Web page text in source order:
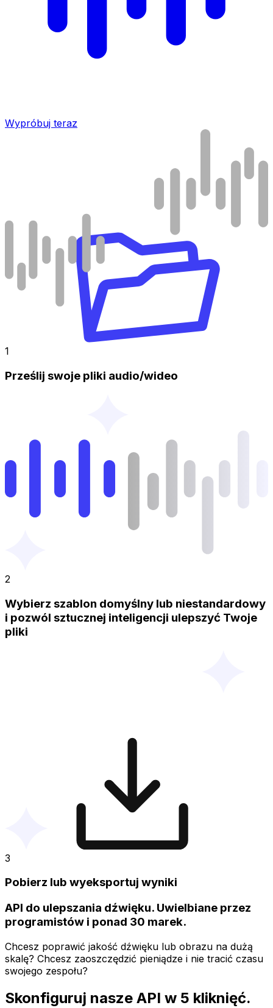
Wypróbuj teraz
1
Prześlij swoje pliki audio/wideo
2
Wybierz szablon domyślny lub niestandardowy
i pozwól sztucznej inteligencji ulepszyć Twoje
pliki
3
Pobierz lub wyeksportuj wyniki
API do ulepszania dźwięku. Uwielbiane przez
programistów i ponad 30 marek.
Chcesz poprawić jakość dźwięku lub obrazu na dużą
skalę? Chcesz zaoszczędzić pieniądze i nie tracić czasu
swojego zespołu?
Skonfiguruj nasze API w 5 kliknięć.